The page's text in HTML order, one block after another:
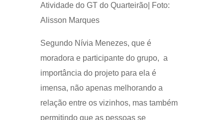
Atividade do GT do Quarteirão| Foto:
Alisson Marques
Segundo Nívia Menezes, que é
moradora e participante do grupo, a
importância do projeto para ela é
imensa, não apenas melhorando a
relação entre os vizinhos, mas também
permitindo que as pessoas se